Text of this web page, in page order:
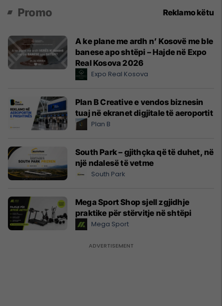
Promo Reklamo këtu
A ke plane me ardh n’ Kosovë me ble
banese apo shtëpi – Hajde në Expo
Real Kosova 2026
Expo Real Kosova
Plan B Creative e vendos biznesin
tuaj në ekranet digjitale të aeroportit
Plan B
South Park – gjithçka që të duhet, në
një ndalesë të vetme
South Park
Mega Sport Shop sjell zgjidhje
praktike për stërvitje në shtëpi
Mega Sport